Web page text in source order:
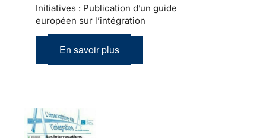
Initiatives : Publication d’un guide
européen sur l’intégration
En savoir plus